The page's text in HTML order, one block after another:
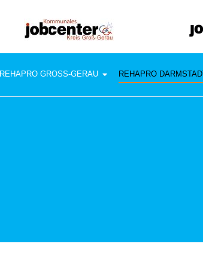
REHAPRO GROSS-GERAU REHAPRO